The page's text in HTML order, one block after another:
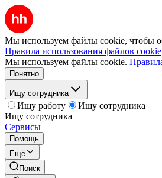
Мы используем файлы cookie, чтобы
Правила использования файлов cookie
Мы используем файлы cookie.
Понятно
Ищу сотрудника
Ищу работу
Ищу сотрудника
Ищу сотрудника
Сервисы
Помощь
Ещё
Поиск